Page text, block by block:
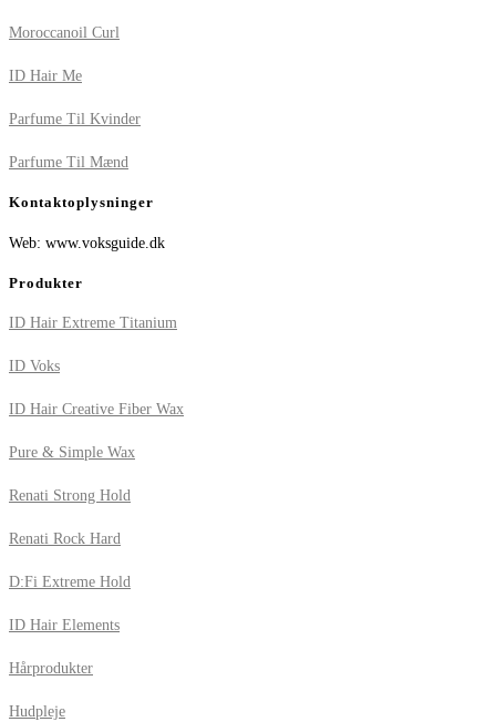
Moroccanoil Curl
ID Hair Me
Parfume Til Kvinder
Parfume Til Mænd
Kontaktoplysninger
Web: www.voksguide.dk
Produkter
ID Hair Extreme Titanium
ID Voks
ID Hair Creative Fiber Wax
Pure & Simple Wax
Renati Strong Hold
Renati Rock Hard
D:Fi Extreme Hold
ID Hair Elements
Hårprodukter
Hudpleje